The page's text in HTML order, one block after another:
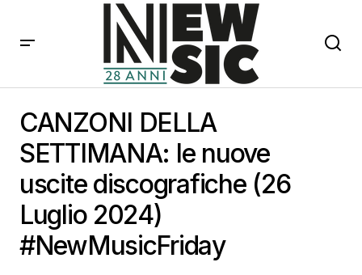
discografiche (26 Luglio 2024) #NewMusicFriday
CANZONI DELLA
SETTIMANA: le nuove
uscite discografiche (26
Luglio 2024)
#NewMusicFriday